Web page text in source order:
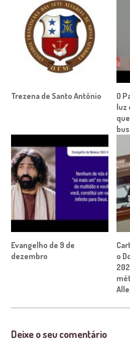
Trezena de Santo Antônio
O
luz
Evangelho de 9 de
dezembro
o
Deixe o seu comentário